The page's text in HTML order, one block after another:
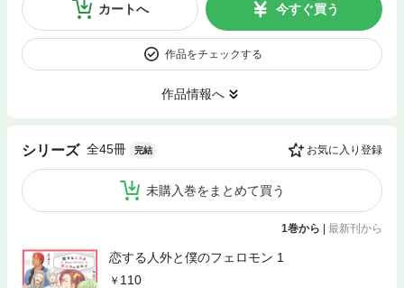
カートへ 今すぐ買う
作品をチェックする
作品情報へ
シリーズ 全45冊 完結 お気に入り登録
未購入巻をまとめて買う
1巻から | 最新刊から
恋する人外と僕のフェロモン 1
110